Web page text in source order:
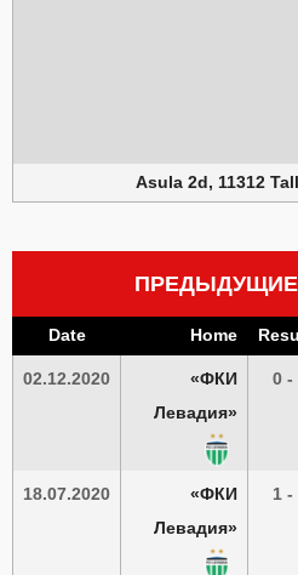
Asula 2d, 11312
ПРЕДЫДУЩИЕ
Date Home
02.12.2020
«ФКИ
Левадия»
0 -
18.07.2020
«ФКИ
Левадия»
1 -